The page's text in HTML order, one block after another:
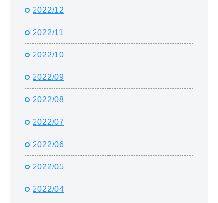
2022/12
2022/11
2022/10
2022/09
2022/08
2022/07
2022/06
2022/05
2022/04